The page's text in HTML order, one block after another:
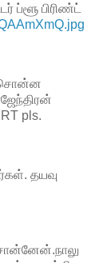
ப்ளூ பிரிண்ட்
சொன்ன
pls.
தயவு